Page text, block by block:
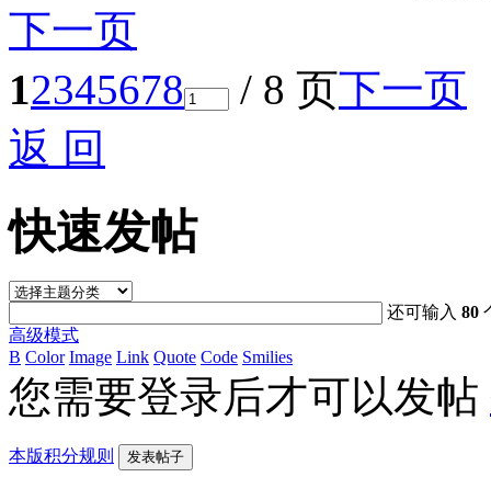
下一页
12345678 / 8 页下一页
返 回
快速发帖
还可输入80
高级模式
B Color Image Link Quote Code Smilies
您需要登录后才可以发帖
本版积分规则 发表帖子